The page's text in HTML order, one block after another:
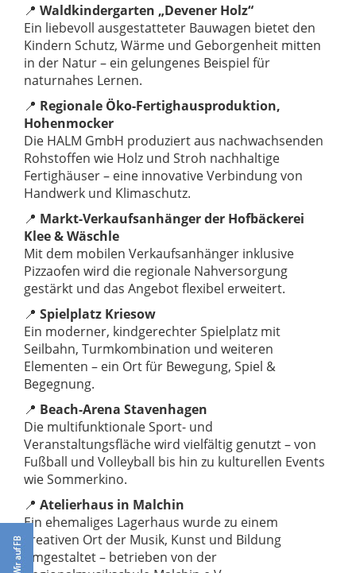
📍 Waldkindergarten „Devener Holz“
Ein liebevoll ausgestatteter Bauwagen bietet den
Kindern Schutz, Wärme und Geborgenheit mitten
in der Natur – ein gelungenes Beispiel für
naturnahes Lernen.
📍 Regionale Öko-Fertighausproduktion,
Hohenmocker
Die HALM GmbH produziert aus nachwachsenden
Rohstoffen wie Holz und Stroh nachhaltige
Fertighäuser – eine innovative Verbindung von
Handwerk und Klimaschutz.
📍 Markt-Verkaufsanhänger der Hofbäckerei
Klee & Wäschle
Mit dem mobilen Verkaufsanhänger inklusive
Pizzaofen wird die regionale Nahversorgung
gestärkt und das Angebot flexibel erweitert.
📍 Spielplatz Kriesow
Ein moderner, kindgerechter Spielplatz mit
Seilbahn, Turmkombination und weiteren
Elementen – ein Ort für Bewegung, Spiel &
Begegnung.
📍 Beach-Arena Stavenhagen
Die multifunktionale Sport- und
Veranstaltungsfläche wird vielfältig genutzt – von
Fußball und Volleyball bis hin zu kulturellen Events
wie Sommerkino.
📍 Atelierhaus in Malchin
Ein ehemaliges Lagerhaus wurde zu einem
kreativen Ort der Musik, Kunst und Bildung
umgestaltet – betrieben von der